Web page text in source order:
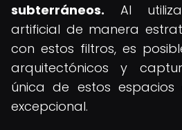
subterráneos. Al
artificial de manera
con estos filtros, es
arquitectónicos y
única de estos
excepcional.